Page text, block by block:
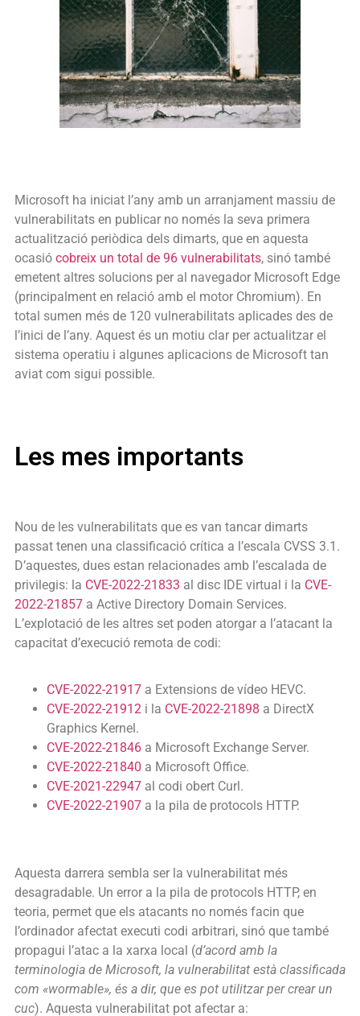
Microsoft ha iniciat l’any amb un arranjament massiu de
vulnerabilitats en publicar no només la seva primera
actualització periòdica dels dimarts, que en aquesta
ocasió cobreix un total de 96 vulnerabilitats, sinó també
emetent altres solucions per al navegador Microsoft Edge
(principalment en relació amb el motor Chromium). En
total sumen més de 120 vulnerabilitats aplicades des de
l’inici de l’any. Aquest és un motiu clar per actualitzar el
sistema operatiu i algunes aplicacions de Microsoft tan
aviat com sigui possible.
Les mes importants
Nou de les vulnerabilitats que es van tancar dimarts
passat tenen una classificació crítica a l’escala CVSS 3.1.
D’aquestes, dues estan relacionades amb l’escalada de
privilegis: la CVE-2022-21833 al disc IDE virtual i la CVE-
2022-21857 a Active Directory Domain Services.
L’explotació de les altres set poden atorgar a l’atacant la
capacitat d’execució remota de codi:
CVE-2022-21917 a Extensions de vídeo HEVC.
CVE-2022-21912 i la CVE-2022-21898 a DirectX
Graphics Kernel.
CVE-2022-21846 a Microsoft Exchange Server.
CVE-2022-21840 a Microsoft Office.
CVE-2021-22947 al codi obert Curl.
CVE-2022-21907 a la pila de protocols HTTP.
Aquesta darrera sembla ser la vulnerabilitat més
desagradable. Un error a la pila de protocols HTTP, en
teoria, permet que els atacants no només facin que
l’ordinador afectat executi codi arbitrari, sinó que també
propagui l’atac a la xarxa local (d’acord amb la
terminologia de Microsoft, la vulnerabilitat està classificada
com «wormable», és a dir, que es pot utilitzar per crear un
cuc). Aquesta vulnerabilitat pot afectar a: